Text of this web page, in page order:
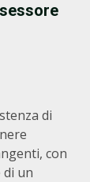
di
con
di un